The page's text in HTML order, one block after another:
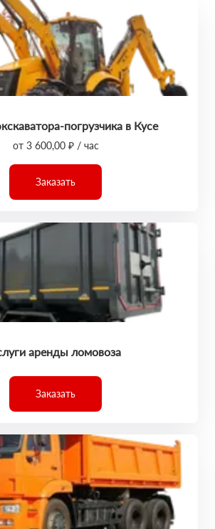
погрузчика в Кусе
от 3 600,00 ₽ / час
Заказать
аренды ломовоза
Заказать